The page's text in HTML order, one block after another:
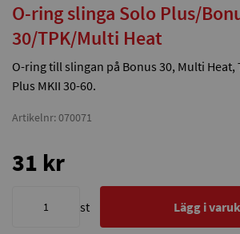
O-ring slinga Solo Plus/
30/TPK/Multi Heat
O-ring till slingan på Bonus 30, Multi Heat,
Plus MKII 30-60.
Artikelnr: 070071
31 kr
st Lägg i